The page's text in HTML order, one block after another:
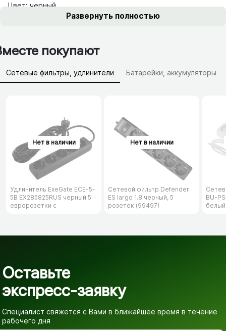
Цвет: черный
Развернуть полностью
покупают
Сетевые фильтры, удлинители Батарейки, аккумуляторы
Удлинитель ExeGate ECE-5-
5B EX285825RUS черный 5
евророзетки с
Сетевой фильтр Defender
ES largo 1.8 черный, 5
розеток (99497)
BU-
белый
Оставьте
экспресс-заявку
Специалист свяжется с Вами в ближайшее время в течение
рабочего дня